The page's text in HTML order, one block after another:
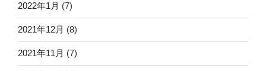
2022年1月 (7)
2021年12月 (8)
2021年11月 (7)